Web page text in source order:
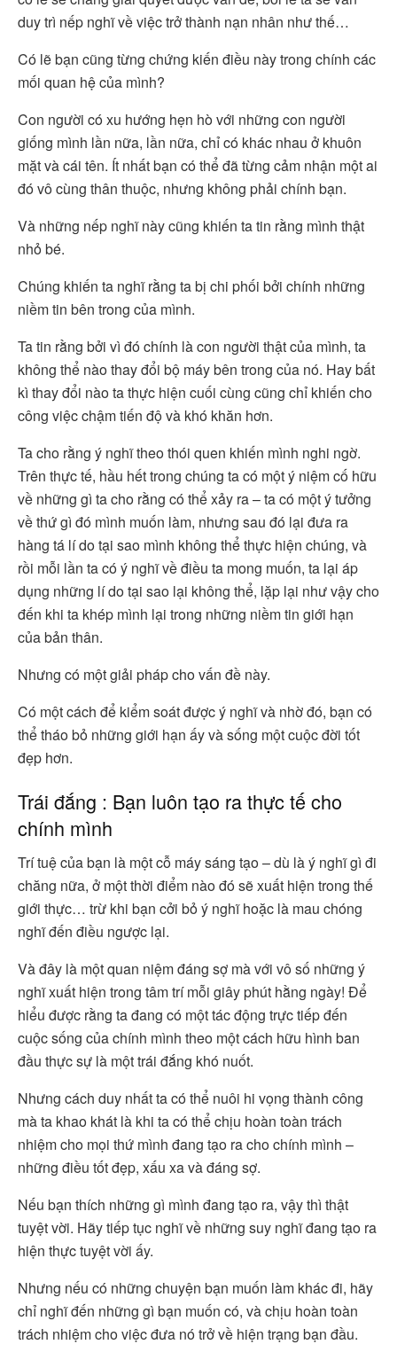
duy trì nếp nghĩ về việc trở thành nạn nhân như thế…
Có lẽ bạn cũng từng chứng kiến điều này trong chính các
mối quan hệ của mình?
Con người có xu hướng hẹn hò với những con người
giống mình lần nữa, lần nữa, chỉ có khác nhau ở khuôn
mặt và cái tên. Ít nhất bạn có thể đã từng cảm nhận một ai
đó vô cùng thân thuộc, nhưng không phải chính bạn.
Và những nếp nghĩ này cũng khiến ta tin rằng mình thật
nhỏ bé.
Chúng khiến ta nghĩ rằng ta bị chi phối bởi chính những
niềm tin bên trong của mình.
Ta tin rằng bởi vì đó chính là con người thật của mình, ta
không thể nào thay đổi bộ máy bên trong của nó. Hay bất
kì thay đổi nào ta thực hiện cuối cùng cũng chỉ khiến cho
công việc chậm tiến độ và khó khăn hơn.
Ta cho rằng ý nghĩ theo thói quen khiến mình nghi ngờ.
Trên thực tế, hầu hết trong chúng ta có một ý niệm cố hữu
về những gì ta cho rằng có thể xảy ra – ta có một ý tưởng
về thứ gì đó mình muốn làm, nhưng sau đó lại đưa ra
hàng tá lí do tại sao mình không thể thực hiện chúng, và
rồi mỗi lần ta có ý nghĩ về điều ta mong muốn, ta lại áp
dụng những lí do tại sao lại không thể, lặp lại như vậy cho
đến khi ta khép mình lại trong những niềm tin giới hạn
của bản thân.
Nhưng có một giải pháp cho vấn đề này.
Có một cách để kiểm soát được ý nghĩ và nhờ đó, bạn có
thể tháo bỏ những giới hạn ấy và sống một cuộc đời tốt
đẹp hơn.
Trái đắng : Bạn luôn tạo ra thực tế cho
chính mình
Trí tuệ của bạn là một cỗ máy sáng tạo – dù là ý nghĩ gì đi
chăng nữa, ở một thời điểm nào đó sẽ xuất hiện trong thế
giới thực… trừ khi bạn cởi bỏ ý nghĩ hoặc là mau chóng
nghĩ đến điều ngược lại.
Và đây là một quan niệm đáng sợ mà với vô số những ý
nghĩ xuất hiện trong tâm trí mỗi giây phút hằng ngày! Để
hiểu được rằng ta đang có một tác động trực tiếp đến
cuộc sống của chính mình theo một cách hữu hình ban
đầu thực sự là một trái đắng khó nuốt.
Nhưng cách duy nhất ta có thể nuôi hi vọng thành công
mà ta khao khát là khi ta có thể chịu hoàn toàn trách
nhiệm cho mọi thứ mình đang tạo ra cho chính mình –
những điều tốt đẹp, xấu xa và đáng sợ.
Nếu bạn thích những gì mình đang tạo ra, vậy thì thật
tuyệt vời. Hãy tiếp tục nghĩ về những suy nghĩ đang tạo ra
hiện thực tuyệt vời ấy.
Nhưng nếu có những chuyện bạn muốn làm khác đi, hãy
chỉ nghĩ đến những gì bạn muốn có, và chịu hoàn toàn
trách nhiệm cho việc đưa nó trở về hiện trạng bạn đầu.